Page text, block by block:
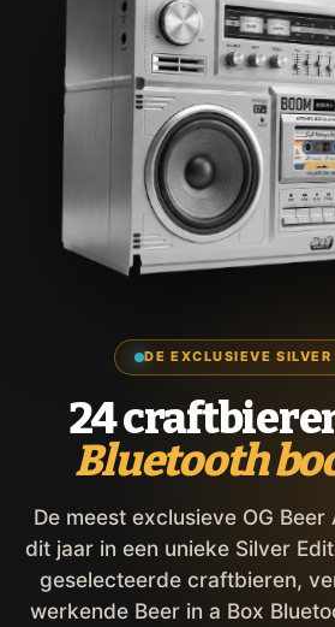
DE EXCLUSIEVE
24
Bluetooth
De meest exclusieve OG
dit jaar in een unieke Silver
geselecteerde craftbieren,
werkende Beer in a Box